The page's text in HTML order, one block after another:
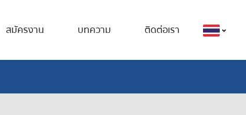
สมัครงาน บทความ ติดต่อเรา